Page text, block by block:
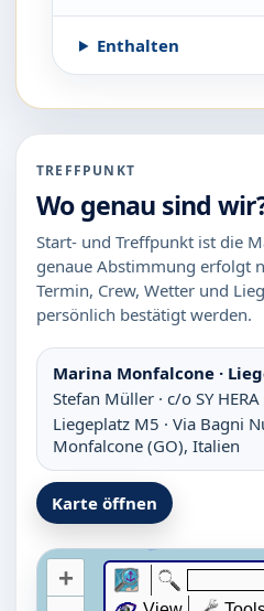
Enthalten
TREFFPUNKT
Wo genau sind
Start- und Treffpunkt ist die
genaue Abstimmung erfolgt
Termin, Crew, Wetter und
persönlich bestätigt werden.
Marina Monfalcone ·
Stefan Müller · c/o SY HERA
Liegeplatz M5 · Via Bagni
Monfalcone (GO), Italien
Karte öffnen